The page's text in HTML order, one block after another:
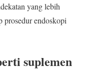
yang lebih
prosedur endoskopi
suplemen